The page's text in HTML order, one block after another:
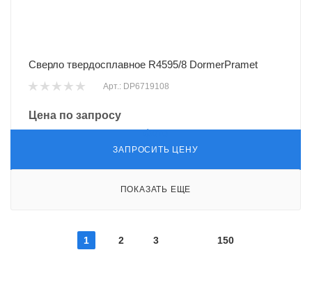
Сверло твердосплавное R4595/8 DormerPramet
Арт.: DP6719108
Цена по запросу
ЗАПРОСИТЬ ЦЕНУ
ПОКАЗАТЬ ЕЩЕ
1 2 3 150